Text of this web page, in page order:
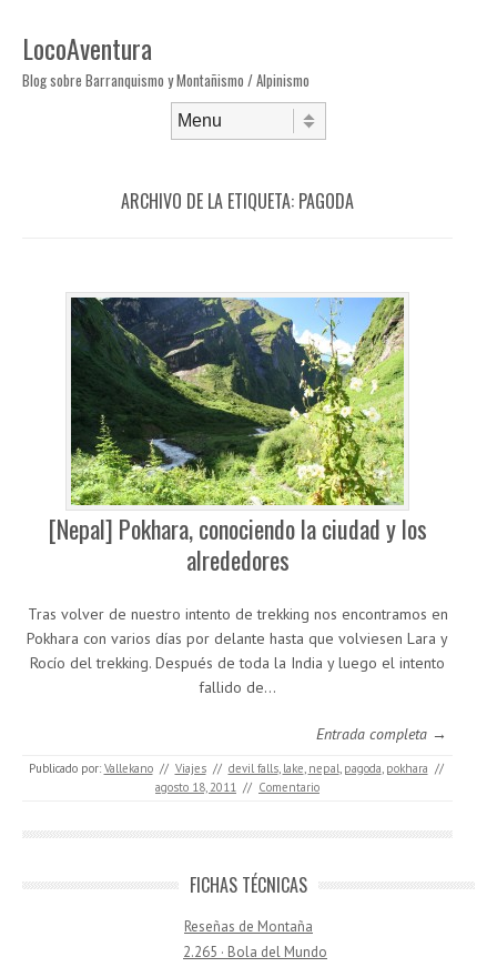
LocoAventura
Blog sobre Barranquismo y Montañismo / Alpinismo
ARCHIVO DE LA ETIQUETA: PAGODA
[Nepal] Pokhara, conociendo la ciudad y los
alrededores
Tras volver de nuestro intento de trekking nos encontramos en
Pokhara con varios días por delante hasta que volviesen Lara y
Rocío del trekking. Después de toda la India y luego el intento
fallido de…
Entrada completa →
Publicado por: Vallekano // Viajes // devil falls, lake, nepal, pagoda, pokhara //
agosto 18, 2011 // Comentario
FICHAS TÉCNICAS
Reseñas de Montaña
2.265 · Bola del Mundo